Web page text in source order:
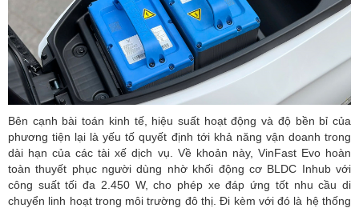
Bên cạnh bài toán kinh tế, hiệu suất hoạt động và độ bền bỉ của
phương tiện lại là yếu tố quyết định tới khả năng vận doanh trong
dài hạn của các tài xế dịch vụ. Về khoản này, VinFast Evo hoàn
toàn thuyết phục người dùng nhờ khối động cơ BLDC Inhub với
công suất tối đa 2.450 W, cho phép xe đáp ứng tốt nhu cầu di
chuyển linh hoạt trong môi trường đô thị. Đi kèm với đó là hệ thống